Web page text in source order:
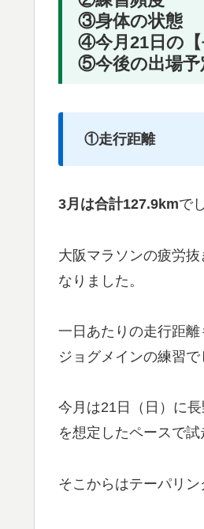
③身体の状態
④今月21日の
⑤今後の出場予
①走行距離
3月は合計127.9kmで
大阪マラソンの疲労
なりました。
一日あたりの走行距
ジョグメインの練習で
今月は21日（日）に
を想定したペースで試
そこからはテーパリ